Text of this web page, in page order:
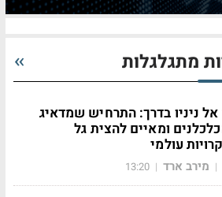
מתגלגלות
אל ניניו בדרך: התרחיש שמדאיג
ומאיים להצית גל
עולמי
| מירב ארד |
13:20